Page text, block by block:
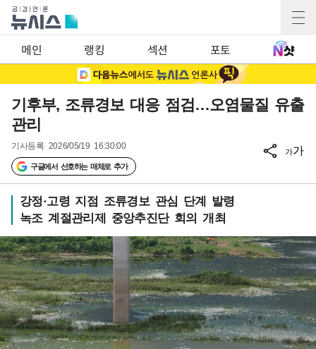
메인 랭킹 섹션 포토
기후부, 조류경보 대응 점검…오염물질 유출
관리
기사등록 2026/05/19 16:30:00
구글에서 선호하는 매체로 추가
가가
강정·고령 지점 조류경보 관심 단계 발령
녹조 계절관리제 중앙추진단 회의 개최